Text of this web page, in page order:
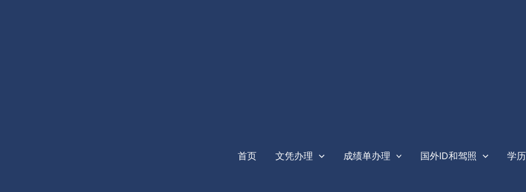
首页 文凭办理 成绩单办理 国外ID和驾照 学